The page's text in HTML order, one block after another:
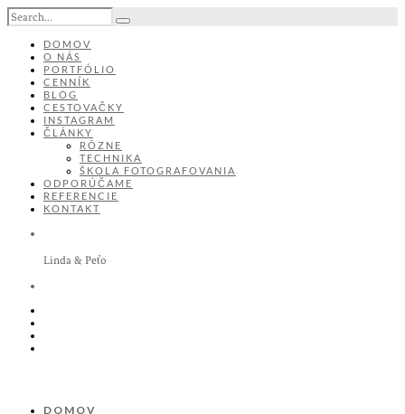
DOMOV
O NÁS
PORTFÓLIO
CENNÍK
BLOG
CESTOVAČKY
INSTAGRAM
ČLÁNKY
RÔZNE
TECHNIKA
ŠKOLA FOTOGRAFOVANIA
ODPORÚČAME
REFERENCIE
KONTAKT
Linda & Peťo
DOMOV